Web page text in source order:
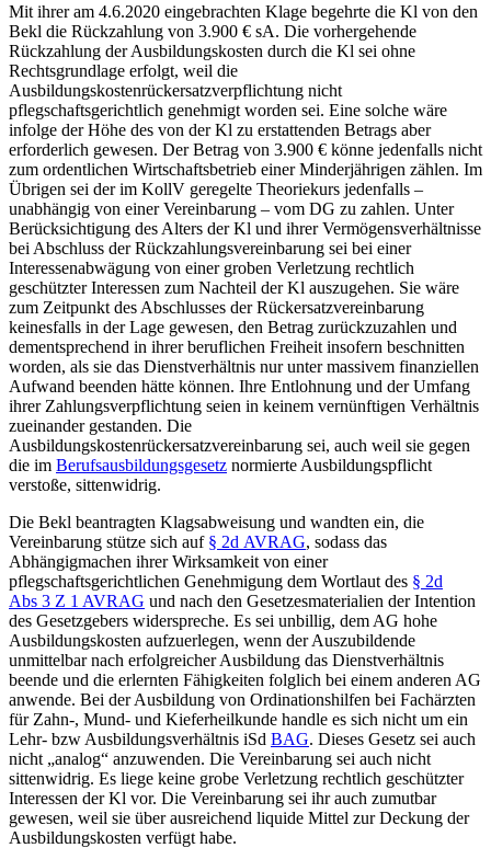
Mit ihrer am 4.6.2020 eingebrachten Klage begehrte die Kl von den
Bekl die Rückzahlung von 3.900 € sA. Die vorhergehende
Rückzahlung der Ausbildungskosten durch die Kl sei ohne
Rechtsgrundlage erfolgt, weil die
Ausbildungskostenrückersatzverpflichtung nicht
pflegschaftsgerichtlich genehmigt worden sei. Eine solche wäre
infolge der Höhe des von der Kl zu erstattenden Betrags aber
erforderlich gewesen. Der Betrag von 3.900 € könne jedenfalls nicht
zum ordentlichen Wirtschaftsbetrieb einer Minderjährigen zählen. Im
Übrigen sei der im KollV geregelte Theoriekurs jedenfalls –
unabhängig von einer Vereinbarung – vom DG zu zahlen. Unter
Berücksichtigung des Alters der Kl und ihrer Vermögensverhältnisse
bei Abschluss der Rückzahlungsvereinbarung sei bei einer
Interessenabwägung von einer groben Verletzung rechtlich
geschützter Interessen zum Nachteil der Kl auszugehen. Sie wäre
zum Zeitpunkt des Abschlusses der Rückersatzvereinbarung
keinesfalls in der Lage gewesen, den Betrag zurückzuzahlen und
dementsprechend in ihrer beruflichen Freiheit insofern beschnitten
worden, als sie das Dienstverhältnis nur unter massivem finanziellen
Aufwand beenden hätte können. Ihre Entlohnung und der Umfang
ihrer Zahlungsverpflichtung seien in keinem vernünftigen Verhältnis
zueinander gestanden. Die
Ausbildungskostenrückersatzvereinbarung sei, auch weil sie gegen
die im Berufsausbildungsgesetz normierte Ausbildungspflicht
verstoße, sittenwidrig.
Die Bekl beantragten Klagsabweisung und wandten ein, die
Vereinbarung stütze sich auf § 2d AVRAG, sodass das
Abhängigmachen ihrer Wirksamkeit von einer
pflegschaftsgerichtlichen Genehmigung dem Wortlaut des § 2d
Abs 3 Z 1 AVRAG und nach den Gesetzesmaterialien der Intention
des Gesetzgebers widerspreche. Es sei unbillig, dem AG hohe
Ausbildungskosten aufzuerlegen, wenn der Auszubildende
unmittelbar nach erfolgreicher Ausbildung das Dienstverhältnis
beende und die erlernten Fähigkeiten folglich bei einem anderen AG
anwende. Bei der Ausbildung von Ordinationshilfen bei Fachärzten
für Zahn-, Mund- und Kieferheilkunde handle es sich nicht um ein
Lehr- bzw Ausbildungsverhältnis iSd BAG. Dieses Gesetz sei auch
nicht „analog“ anzuwenden. Die Vereinbarung sei auch nicht
sittenwidrig. Es liege keine grobe Verletzung rechtlich geschützter
Interessen der Kl vor. Die Vereinbarung sei ihr auch zumutbar
gewesen, weil sie über ausreichend liquide Mittel zur Deckung der
Ausbildungskosten verfügt habe.